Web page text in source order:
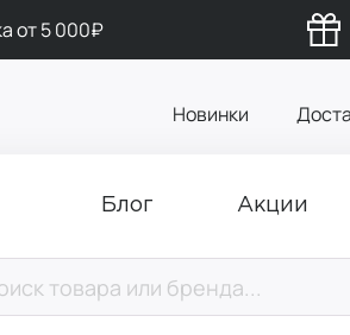
от 5 000₽
Новинки
Блог Акции